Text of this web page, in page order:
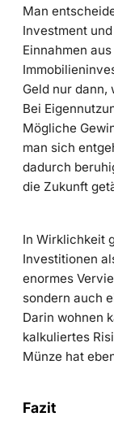
Man
Investment
Einnahmen
Geld nur dann,
Bei
Mögliche
man sich
dadurch
die Zukunft
In Wirklichkeit
Investitionen
enormes
sondern auch
Darin wohnen
kalkuliertes
Münze hat
Fazit